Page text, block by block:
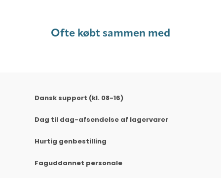
Ofte købt sammen med
Dansk support (kl. 08-16)
Dag til dag-afsendelse af lagervarer
Hurtig genbestilling
Faguddannet personale